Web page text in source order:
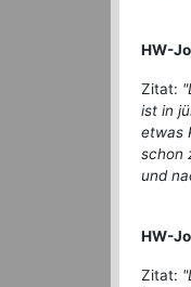
HW-
Zitat:
ist in
etwas
schon
und
HW-
Zitat: